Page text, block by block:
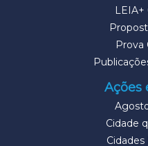
LEIA+
Prova
Ações
Cidade
Cidades